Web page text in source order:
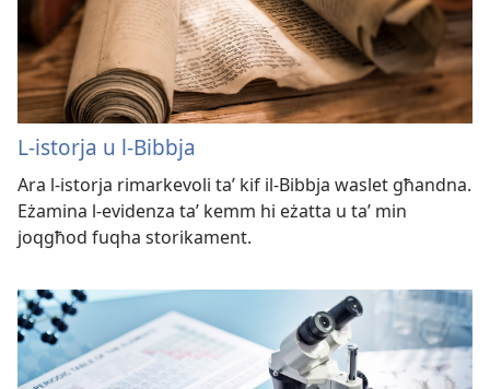
L-​istorja u l-​Bibbja
Ara l-​istorja rimarkevoli taʼ kif il-​Bibbja waslet għandna.
Eżamina l-​evidenza taʼ kemm hi eżatta u taʼ min
joqgħod fuqha storikament.